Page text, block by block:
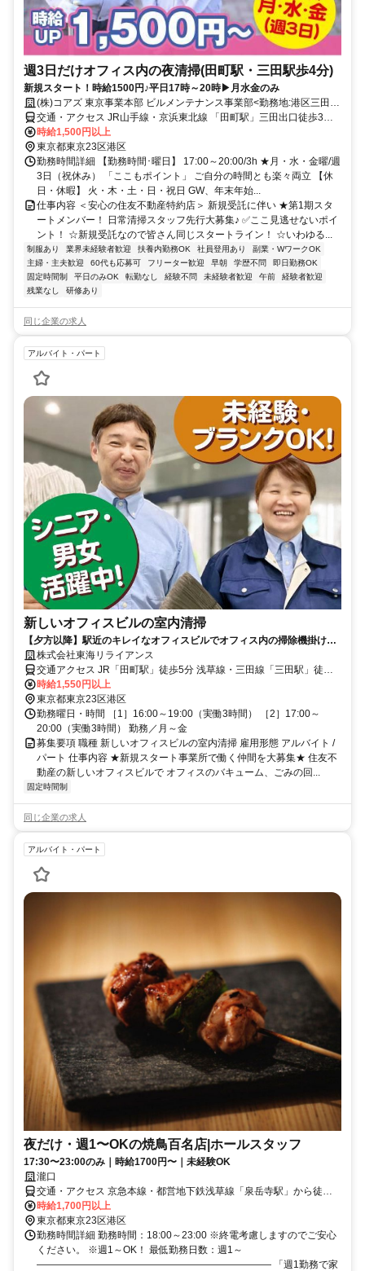
週3日だけオフィス内の夜清掃(田町駅・三田駅歩4分)
新規スタート！時給1500円♪平日17時～20時▶月水金のみ
(株)コアズ 東京事業本部 ビルメンテナンス事業部<勤務地:港区三田3
丁目/オフィスビルの日常清掃>
交通・アクセス JR山手線・京浜東北線 「田町駅」三田出口徒歩3～4
分、都営浅草線・三田線 「三田駅」A2出口徒歩3～4分
時給1,500円以上
東京都東京23区港区
勤務時間詳細 【勤務時間･曜日】 17:00～20:00/3h ★月・水・金曜/週
3日（祝休み） 「ここもポイント」 ご自分の時間とも楽々両立 【休
日・休暇】 火・木・土・日・祝日 GW、年末年始...
仕事内容 ＜安心の住友不動産特約店＞ 新規受託に伴い ★第1期スタ
ートメンバー！ 日常清掃スタッフ先行大募集♪ ✅ここ見逃せないポイ
ント！ ☆新規受託なので皆さん同じスタートライン！ ☆いわゆる...
制服あり 業界未経験者歓迎 扶養内勤務OK 社員登用あり
副業・WワークOK
主婦・主夫歓迎
60代も応募可 フリーター歓迎 早朝 学歴不問
即日勤務OK
固定時間制
平日のみOK 転勤なし 経験不問 未経験者歓迎 午前
経験者歓迎
残業なし
研修あり
同じ企業の求人
アルバイト・パート
新しいオフィスビルの室内清掃
【夕方以降】駅近のキレイなオフィスビルでオフィス内の掃除機掛けな
ど/時間調整可/Wワーク歓迎
株式会社東海リライアンス
交通アクセス JR「田町駅」徒歩5分 浅草線・三田線「三田駅」徒歩3
分 （周辺の各駅からの所要時間） JR「田町駅」まで：「秋葉原駅」
より14分 「京急蒲田駅」より14分 都営三田線「三田駅」まで：「巣
鴨駅」より約18分 都営浅草線「三田駅」まで：「浅草駅」より約20
分
時給1,550円以上
東京都東京23区港区
勤務曜日・時間 ［1］16:00～19:00（実働3時間） ［2］17:00～
20:00（実働3時間） 勤務／月～金
募集要項 職種 新しいオフィスビルの室内清掃 雇用形態 アルバイト /
パート 仕事内容 ★新規スタート事業所で働く仲間を大募集★ 住友不
動産の新しいオフィスビルで オフィスのバキューム、ごみの回...
固定時間制
同じ企業の求人
アルバイト・パート
夜だけ・週1〜OKの焼鳥百名店|ホールスタッフ
17:30〜23:00のみ｜時給1700円〜｜未経験OK
瀧口
交通・アクセス 京急本線・都営地下鉄浅草線「泉岳寺駅」から徒歩1
分、JR山手線・JR京浜東北線「高輪ゲートウェイ駅」から徒歩2分
時給1,700円以上
東京都東京23区港区
勤務時間詳細 勤務時間：18:00～23:00 ※終電考慮しますのでご安心
ください。 ※週1～OK！ 最低勤務日数：週1～
―――――――――――――――――――――――― 「週1勤務で家